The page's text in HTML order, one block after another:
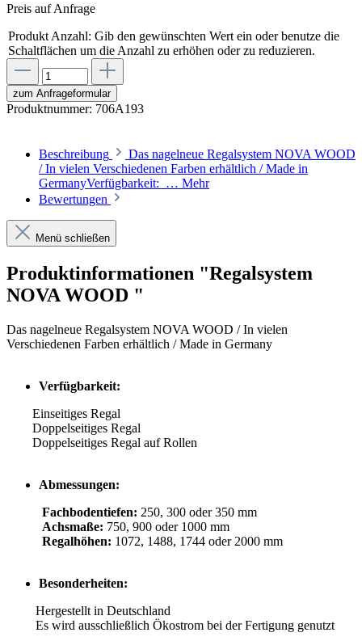
Preis auf Anfrage
Produkt Anzahl: Gib den gewünschten Wert ein oder benutze die
Schaltflächen um die Anzahl zu erhöhen oder zu reduzieren.
zum Anfrageformular
Produktnummer: 706A193
Beschreibung
Das nagelneue Regalsystem NOVA WOOD
/ In vielen Verschiedenen Farben erhältlich / Made in
GermanyVerfügbarkeit: … Mehr
Bewertungen
Menü schließen
Produktinformationen "Regalsystem
NOVA WOOD "
Das nagelneue Regalsystem NOVA WOOD / In vielen
Verschiedenen Farben erhältlich / Made in Germany
Verfügbarkeit:
Einseitiges Regal
Doppelseitiges Regal
Doppelseitiges Regal auf Rollen
Abmessungen:
Fachbodentiefen: 250, 300 oder 350 mm
Achsmaße: 750, 900 oder 1000 mm
Regalhöhen: 1072, 1488, 1744 oder 2000 mm
Besonderheiten:
Hergestellt in Deutschland
Es wird ausschließlich Ökostrom bei der Fertigung genutzt